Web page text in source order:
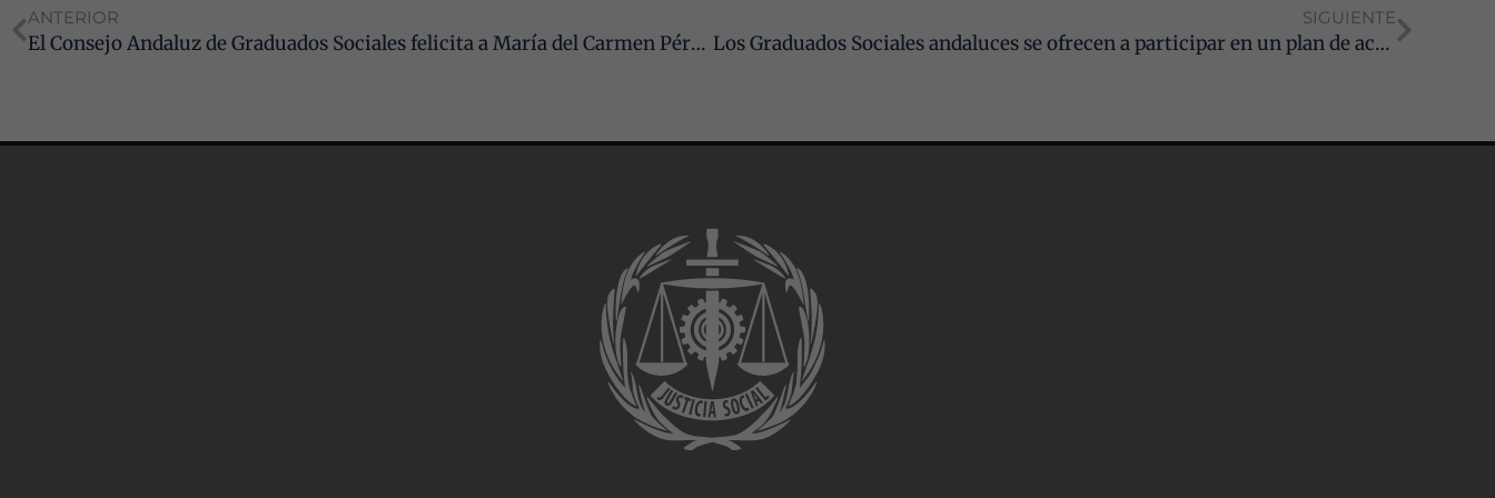
ANTERIOR
El Consejo Andaluz de Graduados Sociales felicita a María del Carmen Pérez Sibón por su nombramiento como presidenta de la Sala de lo Social del TSJA
SIGUIENTE
Los Graduados Sociales andaluces se ofrecen a participar en un plan de acción conjunto ante los preocupantes datos de la Memoria del TSJA de 2025
funcione la
web.
de la web, en
base a cómo
se usa la web.
Experiencia
Para que
nuestra web